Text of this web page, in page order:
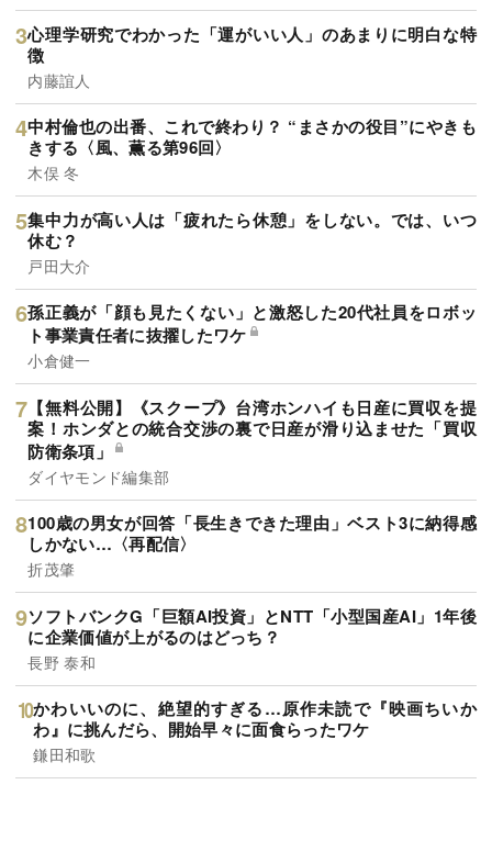
心理学研究でわかった「運がいい人」のあまりに明白な特
徴
内藤誼人
中村倫也の出番、これで終わり？ “まさかの役目”にやきも
きする〈風、薫る第96回〉
木俣 冬
集中力が高い人は「疲れたら休憩」をしない。では、いつ
休む？
戸田大介
孫正義が「顔も見たくない」と激怒した20代社員をロボッ
ト事業責任者に抜擢したワケ
小倉健一
【無料公開】《スクープ》台湾ホンハイも日産に買収を提
案！ホンダとの統合交渉の裏で日産が滑り込ませた「買収
防衛条項」
ダイヤモンド編集部
100歳の男女が回答「長生きできた理由」ベスト3に納得感
しかない…〈再配信〉
折茂肇
ソフトバンクG「巨額AI投資」とNTT「小型国産AI」1年後
に企業価値が上がるのはどっち？
長野 泰和
かわいいのに、絶望的すぎる…原作未読で『映画ちいか
わ』に挑んだら、開始早々に面食らったワケ
鎌田和歌